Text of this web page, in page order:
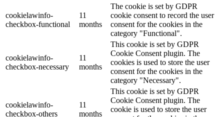
cookielawinfo-
checkbox-functional
11
months
The cookie is set by GDPR
cookie consent to record the user
consent for the cookies in the
category "Functional".
cookielawinfo-
checkbox-necessary
11
months
This cookie is set by GDPR
Cookie Consent plugin. The
cookies is used to store the user
consent for the cookies in the
category "Necessary".
cookielawinfo-
checkbox-others
11
months
This cookie is set by GDPR
Cookie Consent plugin. The
cookie is used to store the user